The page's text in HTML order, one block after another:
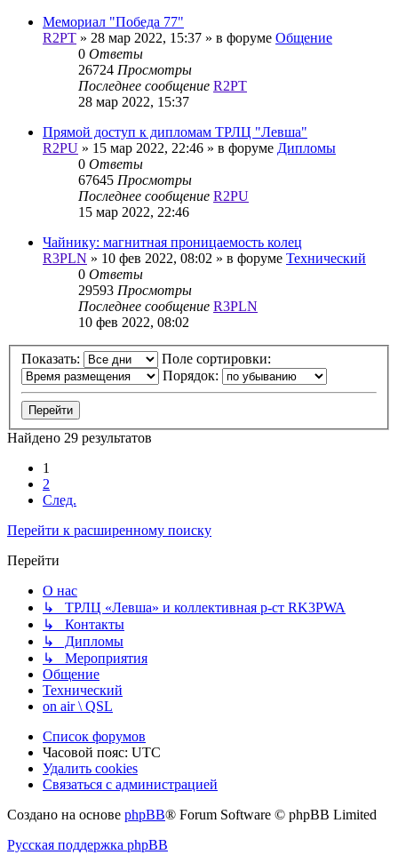
Мемориал "Победа 77"
R2PT » 28 мар 2022, 15:37 » в форуме Общение
0 Ответы
26724 Просмотры
Последнее сообщение R2PT
28 мар 2022, 15:37
Прямой доступ к дипломам ТРЛЦ "Левша"
R2PU » 15 мар 2022, 22:46 » в форуме Дипломы
0 Ответы
67645 Просмотры
Последнее сообщение R2PU
15 мар 2022, 22:46
Чайнику: магнитная проницаемость колец
R3PLN » 10 фев 2022, 08:02 » в форуме Технический
0 Ответы
29593 Просмотры
Последнее сообщение R3PLN
10 фев 2022, 08:02
Показать:
Поле сортировки:
Порядок:
Найдено 29 результатов
1
2
След.
Перейти к расширенному поиску
Перейти
О нас
↳ ТРЛЦ «Левша» и коллективная р-ст RK3PWA
↳ Контакты
↳ Дипломы
↳ Мероприятия
Общение
Технический
on air \ QSL
Список форумов
Часовой пояс: UTC
Удалить cookies
Связаться с администрацией
Создано на основе phpBB® Forum Software © phpBB Limited
Русская поддержка phpBB